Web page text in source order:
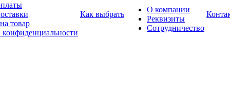
товар
Как выбрать
О компании
Реквизиты
Сотрудничество